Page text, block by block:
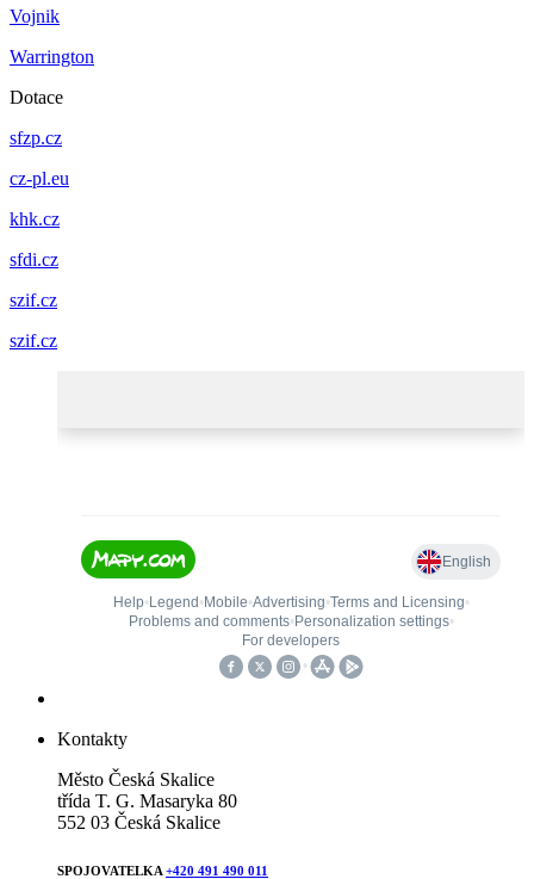
Vojnik
Warrington
Dotace
sfzp.cz
cz-pl.eu
khk.cz
sfdi.cz
szif.cz
szif.cz
Kontakty
Město Česká Skalice
třída T. G. Masaryka 80
552 03 Česká Skalice
SPOJOVATELKA +420 491 490 011